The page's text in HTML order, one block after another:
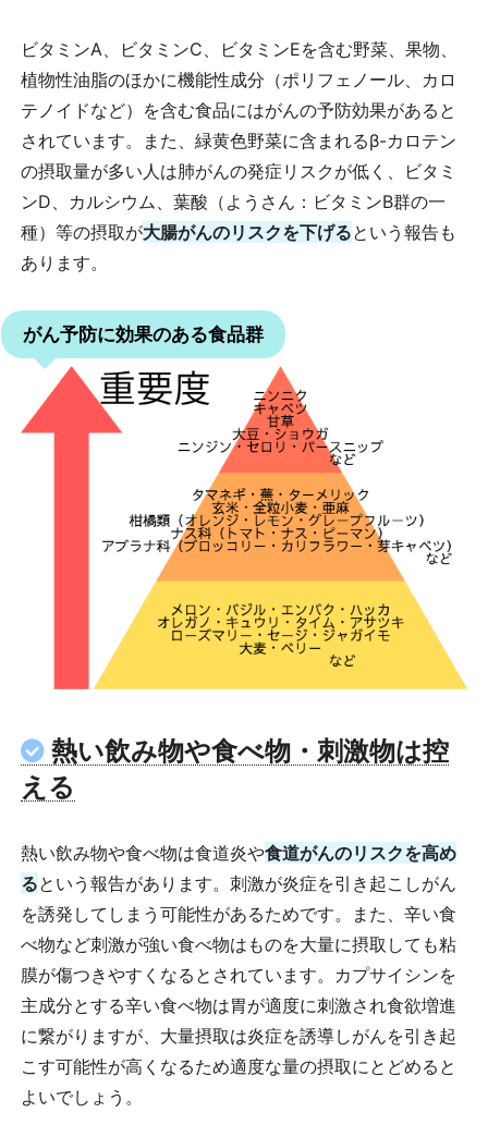
ビタミンA、ビタミンC、ビタミンEを含む野菜、果物、
植物性油脂のほかに機能性成分（ポリフェノール、カロ
テノイドなど）を含む食品にはがんの予防効果があると
されています。また、緑黄色野菜に含まれるβ-カロテン
の摂取量が多い人は肺がんの発症リスクが低く、ビタミ
ンD、カルシウム、葉酸（ようさん：ビタミンB群の一
種）等の摂取が大腸がんのリスクを下げるという報告も
あります。
がん予防に効果のある食品群
熱い飲み物や食べ物・刺激物は控
える
熱い飲み物や食べ物は食道炎や食道がんのリスクを高め
るという報告があります。刺激が炎症を引き起こしがん
を誘発してしまう可能性があるためです。また、辛い食
べ物など刺激が強い食べ物はものを大量に摂取しても粘
膜が傷つきやすくなるとされています。カプサイシンを
主成分とする辛い食べ物は胃が適度に刺激され食欲増進
に繋がりますが、大量摂取は炎症を誘導しがんを引き起
こす可能性が高くなるため適度な量の摂取にとどめると
よいでしょう。